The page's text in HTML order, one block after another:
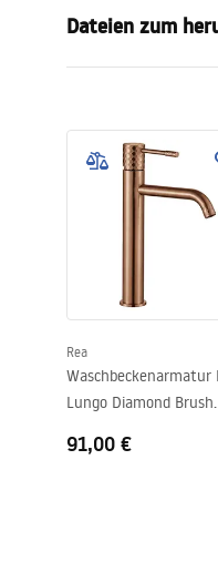
Montageart
Farbe
Material
Auslauf Reichweite
Garantie
Dateien zum
Faucets_-_5.pdf
Rea
Waschbeckenarmatur
Lungo Diamond Brush
91,00 €